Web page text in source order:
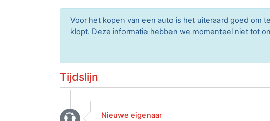
Voor het kopen van een auto is het uiteraard goed om
klopt. Deze informatie hebben we momenteel niet tot
Tijdslijn
Nieuwe eigenaar